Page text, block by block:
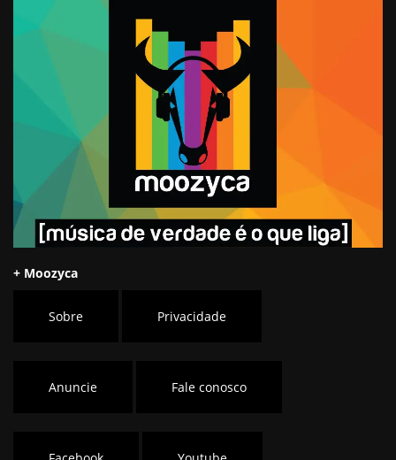
+ Moozyca
Sobre Privacidade
Anuncie Fale conosco